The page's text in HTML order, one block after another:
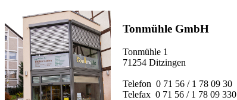
Tonmühle GmbH
Tonmühle 1
71254 Ditzingen
Telefon 0 71 56 / 1 78 09 30
Telefax 0 71 56 / 1 78 09 330